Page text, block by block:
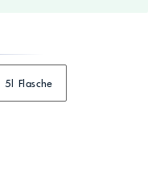
5l Flasche